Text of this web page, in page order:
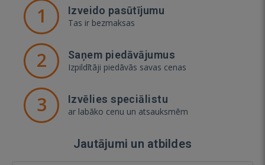
1 Izveido pasūtījumu
Tas ir bezmaksas
2 Saņem piedāvājumus
Izpildītāji piedāvās savas cenas
3 Izvēlies speciālistu
ar labāko cenu un atsauksmēm
Jautājumi un atbildes